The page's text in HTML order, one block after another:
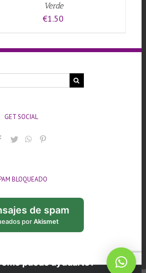
Verde
€1.50
GET SOCIAL
BLOQUEADO
de spam
porAkismet
puedo ayudarte?